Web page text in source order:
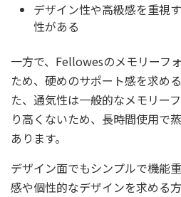
デザイン性や高級感を重視
性がある
一方で、Fellowesのメモリーフ
ため、硬めのサポート感を求め
た、通気性は一般的なメモリー
り高くないため、長時間使用で
あります。
デザイン面でもシンプルで機能
感や個性的なデザインを求める